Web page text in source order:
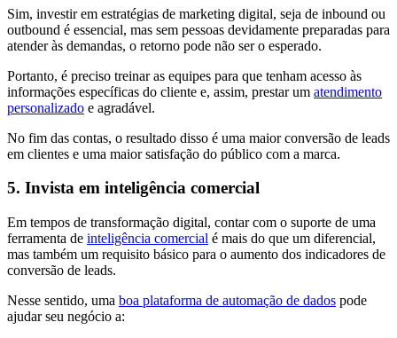
Sim, investir em estratégias de marketing digital, seja de inbound ou
outbound é essencial, mas sem pessoas devidamente preparadas para
atender às demandas, o retorno pode não ser o esperado.
Portanto, é preciso treinar as equipes para que tenham acesso às
informações específicas do cliente e, assim, prestar um atendimento
personalizado e agradável.
No fim das contas, o resultado disso é uma maior conversão de leads
em clientes e uma maior satisfação do público com a marca.
5. Invista em inteligência comercial
Em tempos de transformação digital, contar com o suporte de uma
ferramenta de inteligência comercial é mais do que um diferencial,
mas também um requisito básico para o aumento dos indicadores de
conversão de leads.
Nesse sentido, uma boa plataforma de automação de dados pode
ajudar seu negócio a: